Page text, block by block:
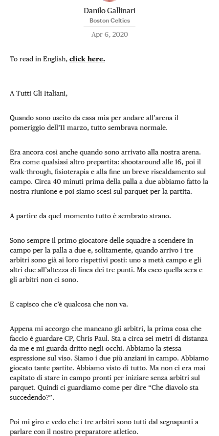
Danilo Gallinari
Boston Celtics
Apr 6, 2020
To read in English, click here.
A Tutti Gli Italiani,
Quando sono uscito da casa mia per andare all’arena il
pomeriggio dell’11 marzo, tutto sembrava normale.
Era ancora così anche quando sono arrivato alla nostra arena.
Era come qualsiasi altro prepartita: shootaround alle 16, poi il
walk-through, fisioterapia e alla fine un breve riscaldamento sul
campo. Circa 40 minuti prima della palla a due abbiamo fatto la
nostra riunione e poi siamo scesi sul parquet per la partita.
A partire da quel momento tutto è sembrato strano.
Sono sempre il primo giocatore delle squadre a scendere in
campo per la palla a due e, solitamente, quando arrivo i tre
arbitri sono già ai loro rispettivi posti: uno a metà campo e gli
altri due all’altezza di linea dei tre punti. Ma esco quella sera e
gli arbitri non ci sono.
E capisco che c’è qualcosa che non va.
Appena mi accorgo che mancano gli arbitri, la prima cosa che
faccio è guardare CP, Chris Paul. Sta a circa sei metri di distanza
da me e mi guarda dritto negli occhi. Abbiamo la stessa
espressione sul viso. Siamo i due più anziani in campo. Abbiamo
giocato tante partite. Abbiamo visto di tutto. Ma non ci era mai
capitato di stare in campo pronti per iniziare senza arbitri sul
parquet. Quindi ci guardiamo come per dire “Che diavolo sta
succedendo?”.
Poi mi giro e vedo che i tre arbitri sono tutti dal segnapunti a
parlare con il nostro preparatore atletico.